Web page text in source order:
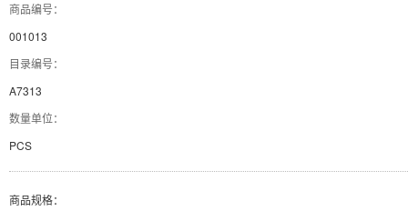
商品编号：
001013
目录编号：
A7313
数量单位：
PCS
商品规格：